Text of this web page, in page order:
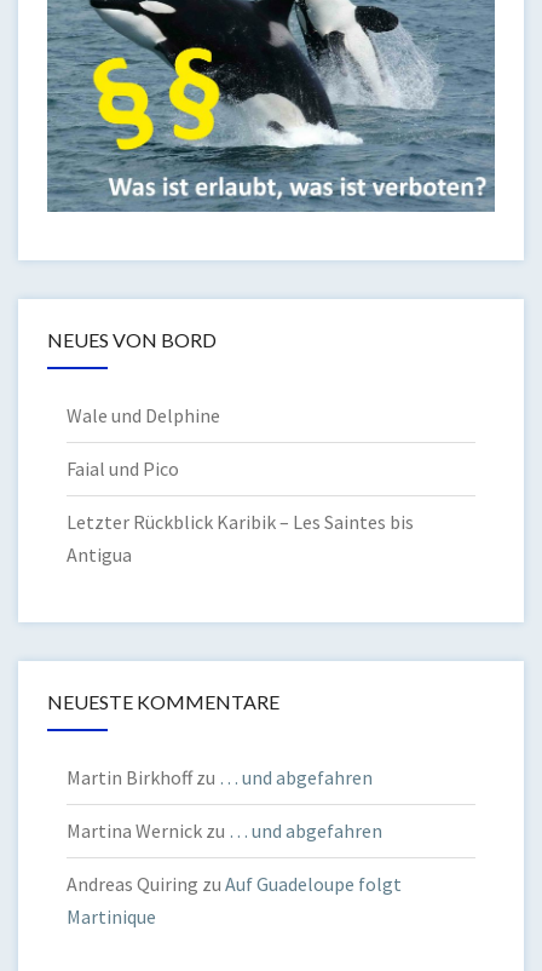
NEUES VON BORD
Wale und Delphine
Faial und Pico
Letzter Rückblick Karibik – Les Saintes bis
Antigua
NEUESTE KOMMENTARE
Martin Birkhoffzu … und abgefahren
Martina Wernick zu … und abgefahren
Andreas Quiring zu Auf Guadeloupe folgt
Martinique